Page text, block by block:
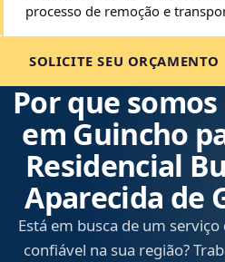
processo de remoção e
SOLICITE SEU ORÇAMENTO
Por que
em Guincho
Residencial
Aparecida de
Está em busca de um
confiável na sua região?